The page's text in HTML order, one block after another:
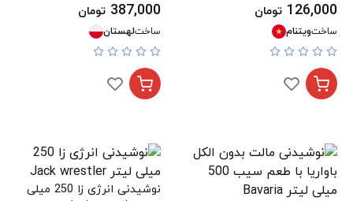
126,000 تومان
ساختویتنام
387,000 تومان
ساختلهستان
نوشیدنی انرژی زا 250 میلی